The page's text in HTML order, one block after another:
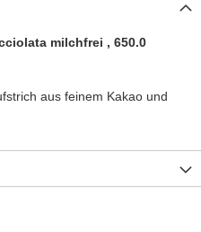
milchfrei , 650.0
aus feinem Kakao und